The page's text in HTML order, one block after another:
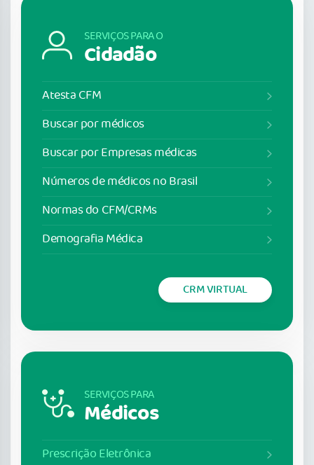
SERVIÇOS PARA O
Cidadão
Atesta CFM
Buscar por médicos
Buscar por Empresas médicas
Números de médicos no Brasil
Normas do CFM/CRMs
Demografia Médica
CRM VIRTUAL
SERVIÇOS PARA
Médicos
Prescrição Eletrônica